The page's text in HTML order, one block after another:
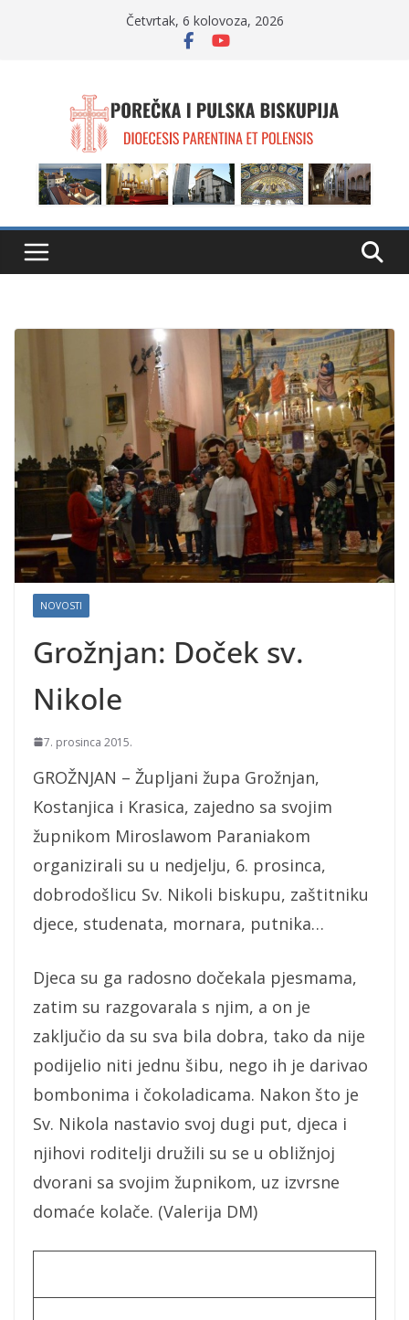
Četvrtak, 6 kolovoza, 2026
NOVOSTI
Grožnjan: Doček sv.
Nikole
7. prosinca 2015.
GROŽNJAN – Župljani župa Grožnjan,
Kostanjica i Krasica, zajedno sa svojim
župnikom Miroslawom Paraniakom
organizirali su u nedjelju, 6. prosinca,
dobrodošlicu Sv. Nikoli biskupu, zaštitniku
djece, studenata, mornara, putnika…
Djeca su ga radosno dočekala pjesmama,
zatim su razgovarala s njim, a on je
zaključio da su sva bila dobra, tako da nije
podijelio niti jednu šibu, nego ih je darivao
bombonima i čokoladicama. Nakon što je
Sv. Nikola nastavio svoj dugi put, djeca i
njihovi roditelji družili su se u obližnjoj
dvorani sa svojim župnikom, uz izvrsne
domaće kolače. (Valerija DM)